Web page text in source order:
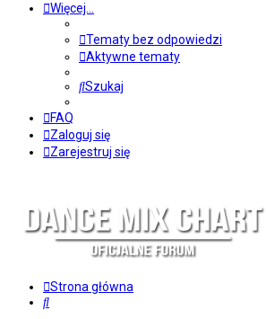
Więcej…
Tematy bez odpowiedzi
Aktywne tematy
Szukaj
FAQ
Zaloguj się
Zarejestruj się
Strona główna
Szukaj